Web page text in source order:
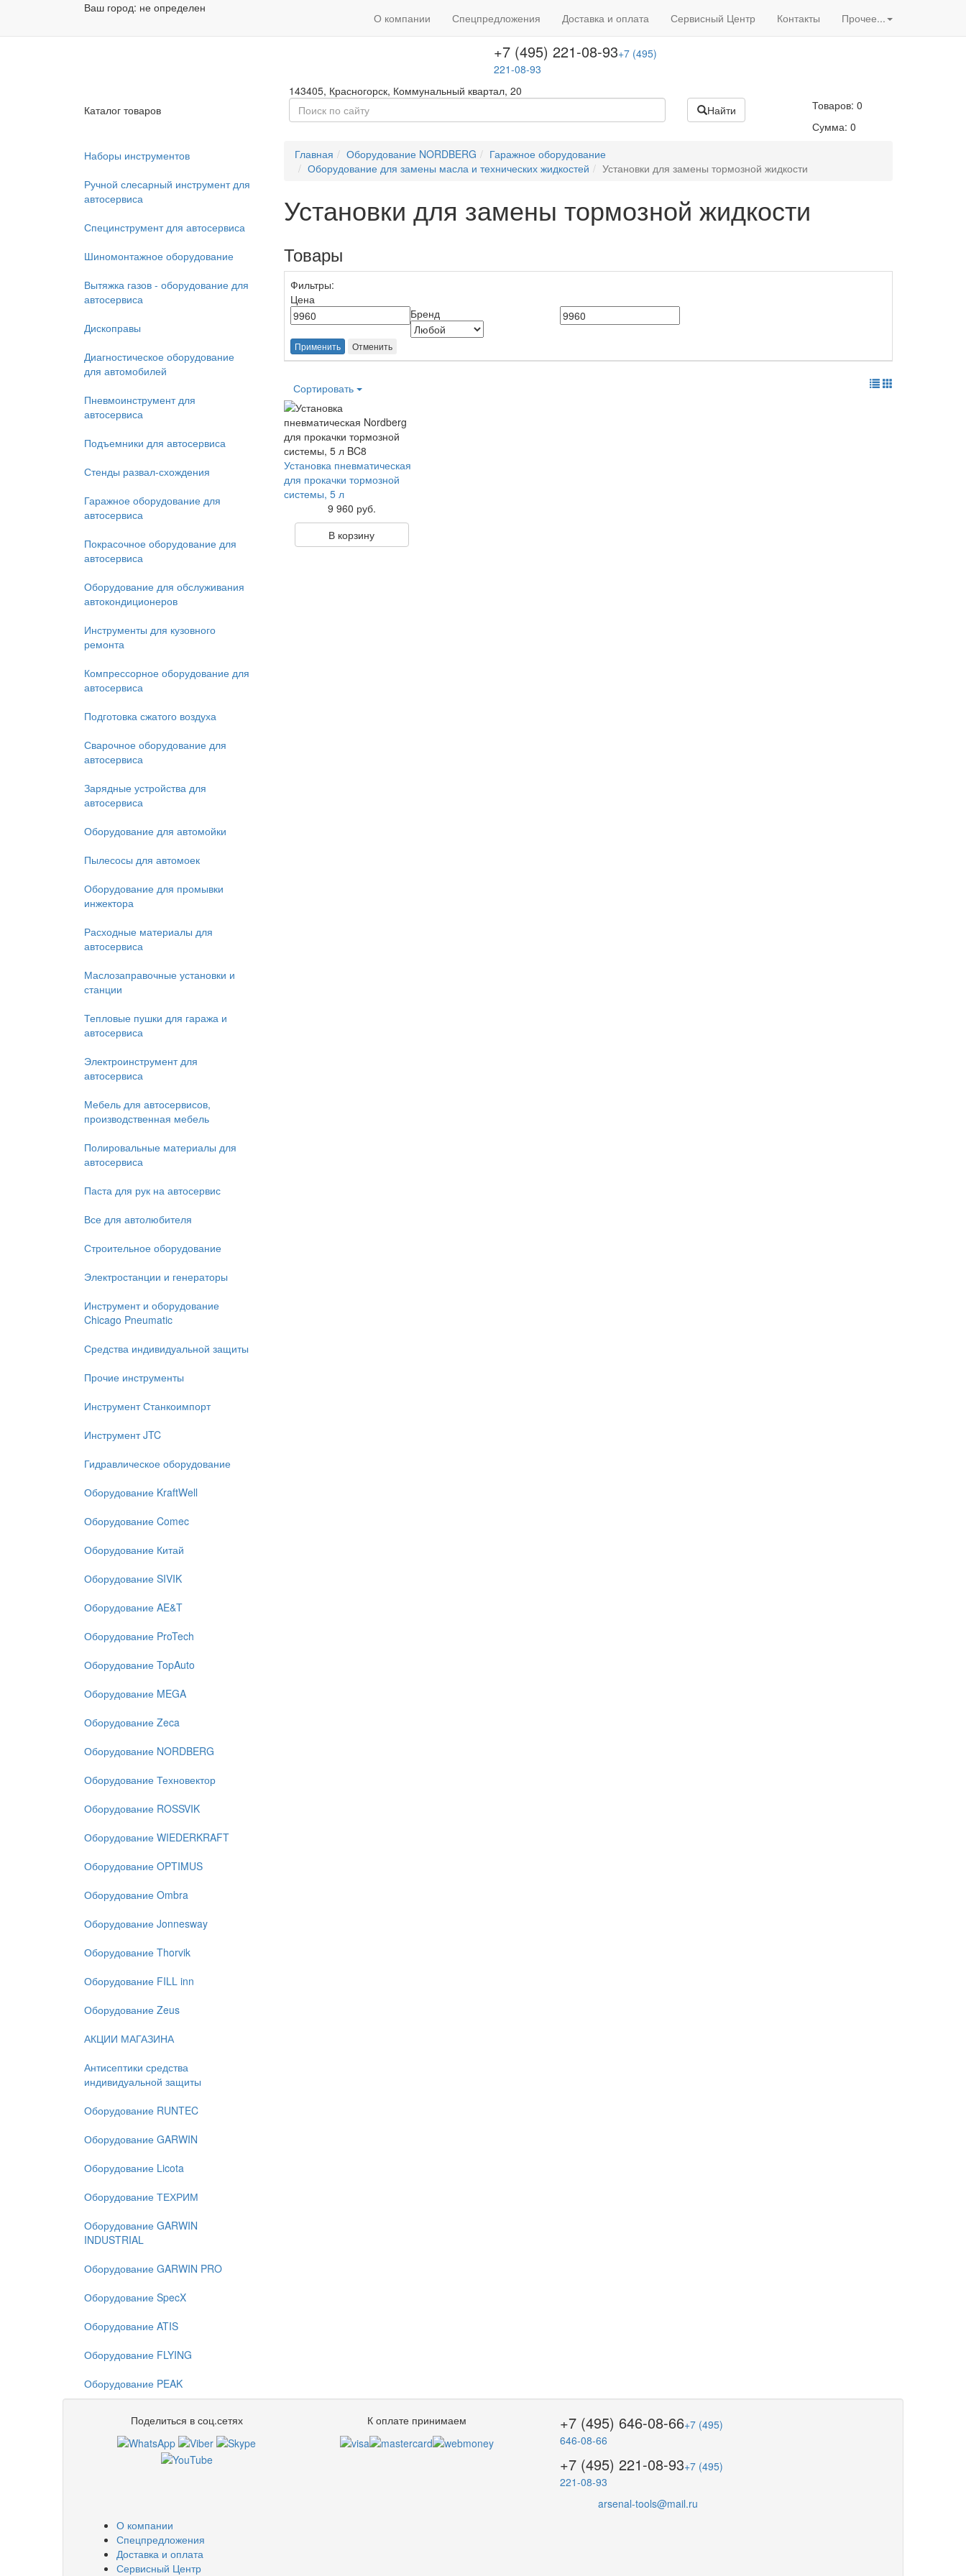
Ваш город: не определен
О компании Спецпредложения Доставка и оплата Сервисный Центр Контакты Прочее...
Пн - Пт с 09:00 до 18:00
+7 (495) 646-08-66
646-08-66
+7 (495) 221-08-93+7 (495)
221-08-93
143405, Красногорск, Коммунальный квартал, 20
Акции нашего магазина
Каталог товаров Найти Товаров:0
Сумма:0
Наборы инструментов
Ручной слесарный инструмент для
автосервиса
Специнструмент для автосервиса
Шиномонтажное оборудование
Вытяжка газов - оборудование для
автосервиса
Дископравы
Диагностическое оборудование
для автомобилей
Пневмоинструмент для
автосервиса
Подъемники для автосервиса
Стенды развал-схождения
Гаражное оборудование для
автосервиса
Покрасочное оборудование для
автосервиса
Оборудование для обслуживания
автокондиционеров
Инструменты для кузовного
ремонта
Компрессорное оборудование для
автосервиса
Подготовка сжатого воздуха
Сварочное оборудование для
автосервиса
Зарядные устройства для
автосервиса
Оборудование для автомойки
Пылесосы для автомоек
Оборудование для промывки
инжектора
Расходные материалы для
автосервиса
Маслозаправочные установки и
станции
Тепловые пушки для гаража и
автосервиса
Электроинструмент для
автосервиса
Мебель для автосервисов,
производственная мебель
Полировальные материалы для
автосервиса
Паста для рук на автосервис
Все для автолюбителя
Строительное оборудование
Электростанции и генераторы
Инструмент и оборудование
Chicago Pneumatic
Средства индивидуальной защиты
Прочие инструменты
Инструмент Станкоимпорт
Инструмент JTC
Гидравлическое оборудование
Оборудование KraftWell
Оборудование Comec
Оборудование Китай
Оборудование SIVIK
Оборудование AE&T
Оборудование ProTech
Оборудование TopAuto
Оборудование MEGA
Оборудование Zeca
Оборудование NORDBERG
Оборудование Техновектор
Оборудование ROSSVIK
Оборудование WIEDERKRAFT
Оборудование OPTIMUS
Оборудование Ombra
Оборудование Jonnesway
Оборудование Thorvik
Оборудование FILL inn
Оборудование Zeus
АКЦИИ МАГАЗИНА
Антисептики средства
индивидуальной защиты
Оборудование RUNTEC
Оборудование GARWIN
Оборудование Licota
Оборудование ТЕХРИМ
Оборудование GARWIN
INDUSTRIAL
Оборудование GARWIN PRO
Оборудование SpecX
Оборудование ATIS
Оборудование FLYING
Оборудование PEAK
Главная Оборудование NORDBERG
Гаражное оборудование
Оборудование для замены масла и технических жидкостей
Установки для замены тормозной жидкости
Установки для замены тормозной жидкости
Товары
Фильтры:
Цена
Бренд
Применить Отменить
Сортировать
Установка пневматическая
для прокачки тормозной
системы, 5 л
9 960 руб.
В корзину
Поделиться в соц.сетях К оплате принимаем +7 (495) 646-08-66+7 (495)
646-08-66
+7 (495) 221-08-93+7 (495)
221-08-93
arsenal-tools@mail.ru
О компании
Спецпредложения
Доставка и оплата
Сервисный Центр